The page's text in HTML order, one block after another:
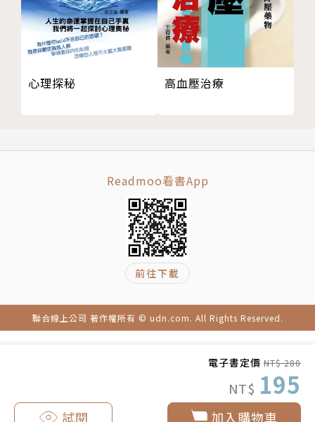
電子書定價 NT$ 280
NT$ 195
加入購物車
試閱
8. 你會有更多的自信和正面積極的能量，推動你往前
走。
9. 你會對生命有全新的看法；你會有更多慈悲、關懷
10. 你會將過去批判和奴役你的聲音，轉變成你最好的
12. 你會徹底改變你的能量場，吸引正確的人進入你的
本書一開始作者便現身說法，回顧讓她陷入情緒風暴的
婚姻危機，也因為這個創傷，她誠實面對自我，接納並
珍惜生命送給她的「禮物」，並從中學到更多。尤其在
過程中，她接觸到EFT，親身體驗並印證了巨大的療癒
力量。她分享了動人的生命故事，懷抱極大的熱誠，介
紹這個方法，幫助正處於情緒困擾中的人。
的原理。第三至十三章協助我們清理最常見的十大情
緒，包括：一、難以負荷的沉重感，二、不斷的自我批
判，三、逃避現實，四、拖延和自我破壞，五、罪惡感
心理探秘 高血壓治療
Readmoo看書App
前往下載
聯合線上公司 著作權所有 © udn.com. All Rights Reserved.